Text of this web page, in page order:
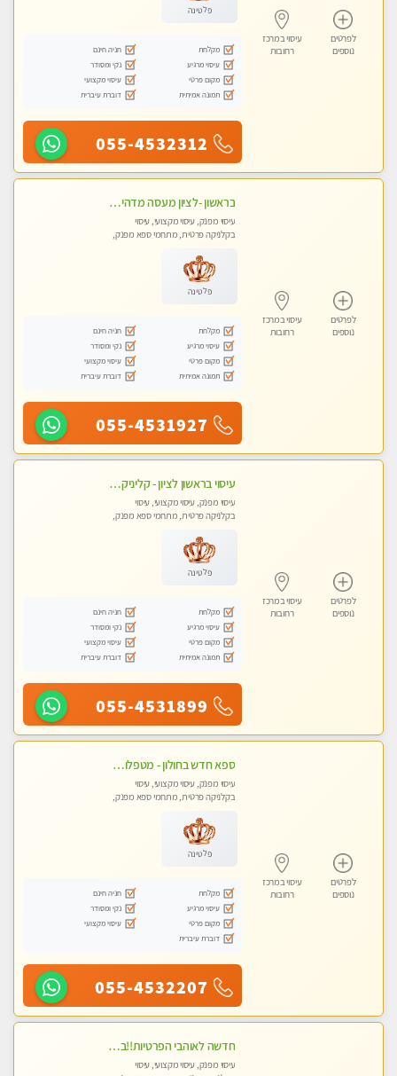
לפרטים
נוספים
עיסוי במרכז
רחובות
פלטינה
מקלחת
חניה חינם
עיסוי מרגיע
נקי ומסודר
מקום פרטי
עיסוי מקצועי
תמונה אמיתית
דוברת עיברית
055-4532312
לפרטים
נוספים
עיסוי במרכז
רחובות
בראשון -לציון מעסה מדהימה ביותר בתל אביב ומומלץ לחלוטין! פרטי! ​​​​​​ Highly recommended
עיסוי מפנק, עיסוי מקצועי, עיסוי
בקלניקה פרטית, מתחמי ספא מפנק,
פלטינה
מקלחת
חניה חינם
עיסוי מרגיע
נקי ומסודר
מקום פרטי
עיסוי מקצועי
תמונה אמיתית
דוברת עיברית
055-4531927
לפרטים
נוספים
עיסוי במרכז
רחובות
עיסוי בראשון לציון - קליניקה פרטית עיסוי קסום איכותי ומרגיע מידי זהב עיסוי שבדי קלאסי ורפלקסולוגיה שרות מקצועי טל- 052-4818650
עיסוי מפנק, עיסוי מקצועי, עיסוי
בקלניקה פרטית, מתחמי ספא מפנק,
פלטינה
מקלחת
חניה חינם
עיסוי מרגיע
נקי ומסודר
מקום פרטי
עיסוי מקצועי
תמונה אמיתית
דוברת עיברית
055-4531899
לפרטים
נוספים
עיסוי במרכז
רחובות
ספא חדש בחולון - מטפלות מקצועיות ברמה גבוהה מומלץ מאוד !!! . . highly recommended..new in the city -אין פרטים נוספים במקום -ללא מין !!
עיסוי מפנק, עיסוי מקצועי, עיסוי
בקלניקה פרטית, מתחמי ספא מפנק,
פלטינה
מקלחת
חניה חינם
עיסוי מרגיע
נקי ומסודר
מקום פרטי
עיסוי מקצועי
דוברת עיברית
055-4532207
חדשה לאוהבי הפרטיות!!בראשון לציון! מעסה vip מפנקת בקליניקה פרטית לחלוטין!!! לבד! לרציניים בלבד! מומלץ!
עיסוי מפנק, עיסוי מקצועי, עיסוי